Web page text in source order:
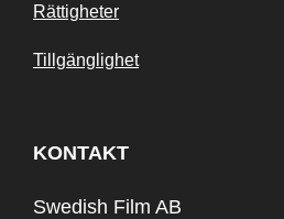
Rättigheter
Tillgänglighet
KONTAKT
Swedish Film AB